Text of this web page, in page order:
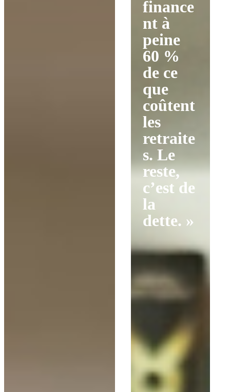
finance
nt à
peine
60 %
de ce
que
coûtent
les
retraite
s. Le
reste,
c’est de
la
dette. »